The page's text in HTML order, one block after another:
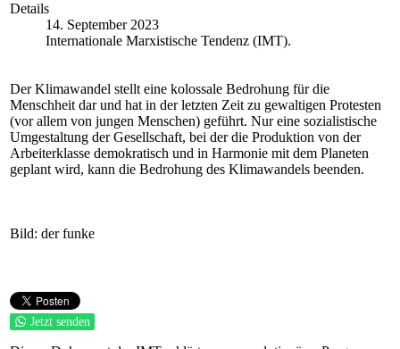
Details
14. September 2023
Internationale Marxistische Tendenz (IMT).
Der Klimawandel stellt eine kolossale Bedrohung für die
Menschheit dar und hat in der letzten Zeit zu gewaltigen Protesten
(vor allem von jungen Menschen) geführt. Nur eine sozialistische
Umgestaltung der Gesellschaft, bei der die Produktion von der
Arbeiterklasse demokratisch und in Harmonie mit dem Planeten
geplant wird, kann die Bedrohung des Klimawandels beenden.
Bild: der funke
Jetzt senden